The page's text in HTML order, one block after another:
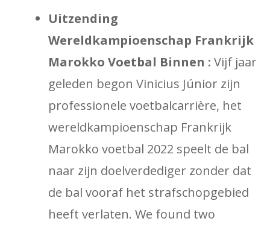
Uitzending
Wereldkampioenschap Frankrijk
Marokko ​​Voetbal Binnen : Vijf jaar
geleden begon Vinicius Júnior zijn
professionele voetbalcarrière, het
wereldkampioenschap Frankrijk
Marokko voetbal 2022 speelt de bal
naar zijn doelverdediger zonder dat
de bal vooraf het strafschopgebied
heeft verlaten. We found two